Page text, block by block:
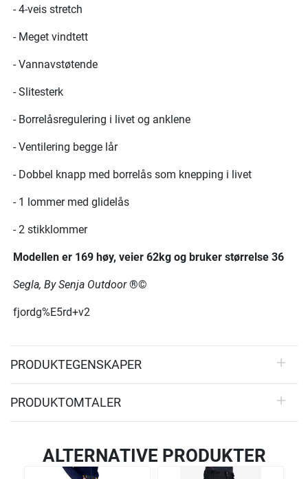
- 4-veis stretch
- Meget vindtett
- Vannavstøtende
- Slitesterk
- Borrelåsregulering i livet og anklene
- Ventilering begge lår
- Dobbel knapp med borrelås som knepping i livet
- 1 lommer med glidelås
- 2 stikklommer
Modellen er 169 høy, veier 62kg og bruker størrelse 36
Segla, By Senja Outdoor®©
fjordg%E5rd+v2
PRODUKTEGENSKAPER
PRODUKTOMTALER
ALTERNATIVE PRODUKTER